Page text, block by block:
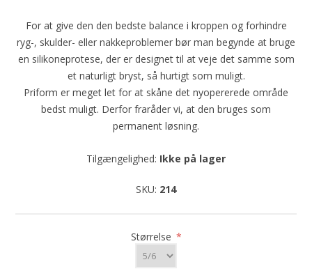
For at give den den bedste balance i kroppen og forhindre
ryg-, skulder- eller nakkeproblemer bør man begynde at bruge
en silikoneprotese, der er designet til at veje det samme som
et naturligt bryst, så hurtigt som muligt.
Priform er meget let for at skåne det nyopererede område
bedst muligt. Derfor fraråder vi, at den bruges som
permanent løsning.
Tilgængelighed: Ikke på lager
SKU: 214
Størrelse *